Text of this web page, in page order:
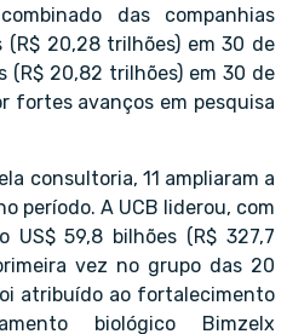
das companhias
(R$ 20,28 trilhões) em 30 de
(R$ 20,82 trilhões) em 30 de
fortes avanços em pesquisa
consultoria, 11 ampliaram a
período. A UCB liderou, com
US$ 59,8 bilhões (R$ 327,7
vez no grupo das 20
atribuído ao fortalecimento
biológico Bimzelx